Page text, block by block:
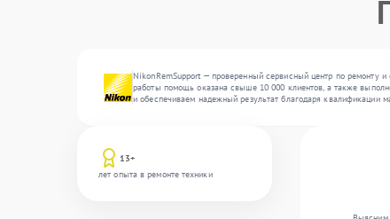
NikonRemSupport — проверенный сервисный центр по ремонту
работы помощь оказана свыше 10 000 клиентов, а также
и обеспечиваем надежный результат благодаря квалификации
13+
лет опыта в ремонте техники